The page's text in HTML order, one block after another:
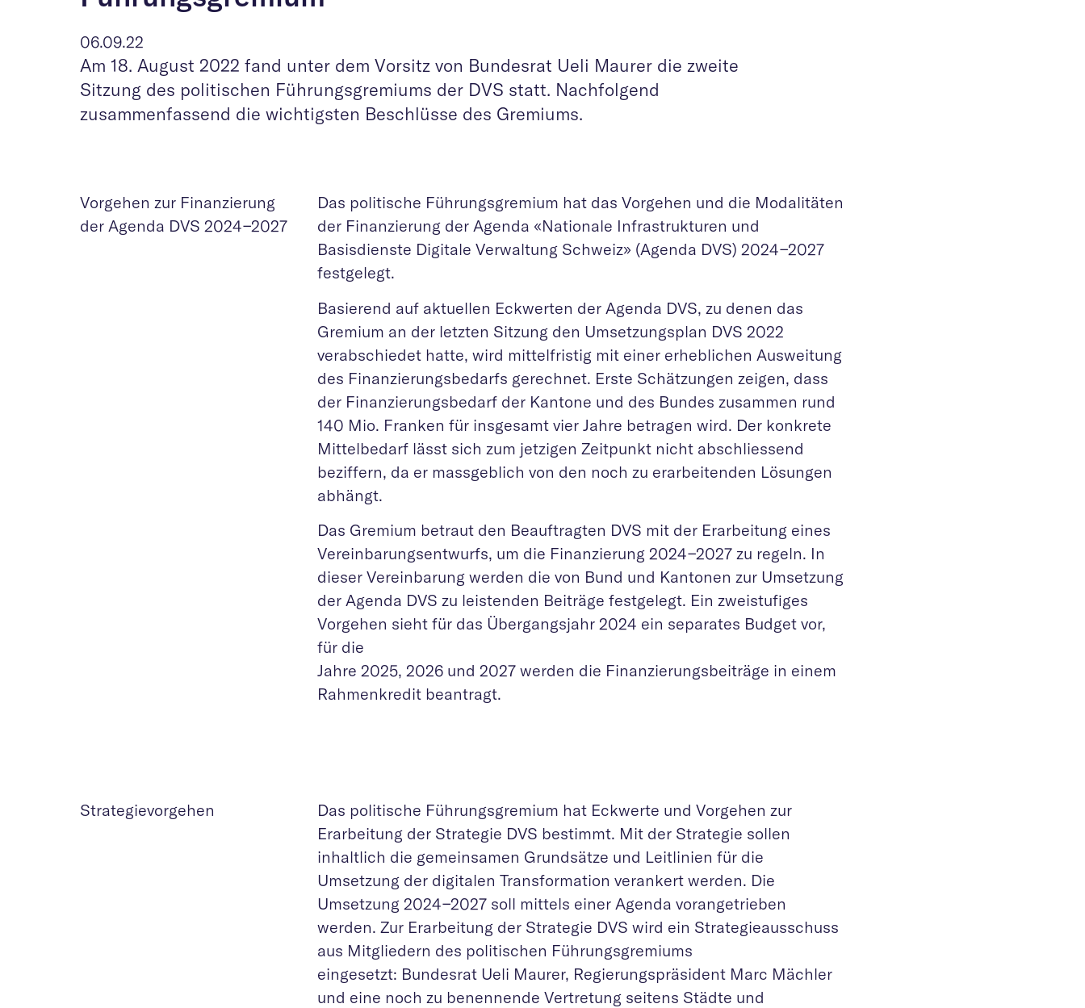
06.09.22
Am 18. August 2022 fand unter dem Vorsitz von Bundesrat Ueli Maurer die zweite
Sitzung des politischen Führungsgremiums der DVS statt. Nachfolgend
zusammenfassend die wichtigsten Beschlüsse des Gremiums.
Vorgehen zur Finanzierung
der Agenda DVS 2024−2027
Das politische Führungsgremium hat das Vorgehen und die Modalitäten
der Finanzierung der Agenda «Nationale Infrastrukturen und
Basisdienste Digitale Verwaltung Schweiz» (Agenda DVS) 2024−2027
festgelegt.
Basierend auf aktuellen Eckwerten der Agenda DVS, zu denen das
Gremium an der letzten Sitzung den Umsetzungsplan DVS 2022
verabschiedet hatte, wird mittelfristig mit einer erheblichen Ausweitung
des Finanzierungsbedarfs gerechnet. Erste Schätzungen zeigen, dass
der Finanzierungsbedarf der Kantone und des Bundes zusammen rund
140 Mio. Franken für insgesamt vier Jahre betragen wird. Der konkrete
Mittelbedarf lässt sich zum jetzigen Zeitpunkt nicht abschliessend
beziffern, da er massgeblich von den noch zu erarbeitenden Lösungen
abhängt.
Das Gremium betraut den Beauftragten DVS mit der Erarbeitung eines
Vereinbarungsentwurfs, um die Finanzierung 2024−2027 zu regeln. In
dieser Vereinbarung werden die von Bund und Kantonen zur Umsetzung
der Agenda DVS zu leistenden Beiträge festgelegt. Ein zweistufiges
Vorgehen sieht für das Übergangsjahr 2024 ein separates Budget vor,
für die
Jahre 2025, 2026 und 2027 werden die Finanzierungsbeiträge in einem
Rahmenkredit beantragt.
Strategievorgehen
Das politische Führungsgremium hat Eckwerte und Vorgehen zur
Erarbeitung der Strategie DVS bestimmt. Mit der Strategie sollen
inhaltlich die gemeinsamen Grundsätze und Leitlinien für die
Umsetzung der digitalen Transformation verankert werden. Die
Umsetzung 2024−2027 soll mittels einer Agenda vorangetrieben
werden. Zur Erarbeitung der Strategie DVS wird ein Strategieausschuss
aus Mitgliedern des politischen Führungsgremiums
eingesetzt: Bundesrat Ueli Maurer, Regierungspräsident Marc Mächler
und eine noch zu benennende Vertretung seitens Städte und